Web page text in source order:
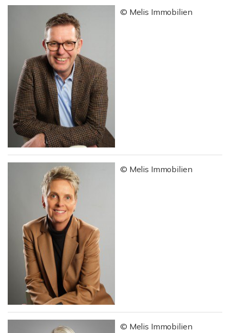
© Melis Immobilien
© Melis Immobilien
© Melis Immobilien